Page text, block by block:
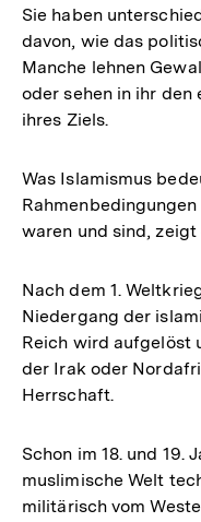
Sie haben
davon, wie das
Manche lehnen
oder sehen in ihr den
ihres Ziels.
Was Islamismus
waren und sind, zeigt
Nach dem 1.
Niedergang der
Reich wird aufgelöst
der Irak oder
Herrschaft.
Schon im 18. und 19.
muslimische Welt
militärisch vom